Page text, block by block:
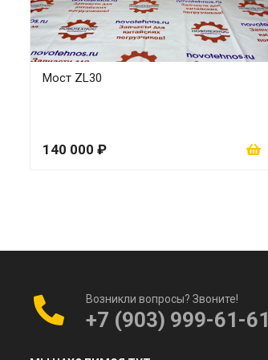
Мост ZL30
140 000 ₽
Возникли вопросы? Звоните!
+7 (903) 999-61-61